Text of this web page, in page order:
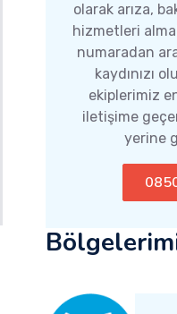
olarak arıza,
hizmetleri
numaradan
kaydınızı
ekiplerimiz
iletişime
yerine